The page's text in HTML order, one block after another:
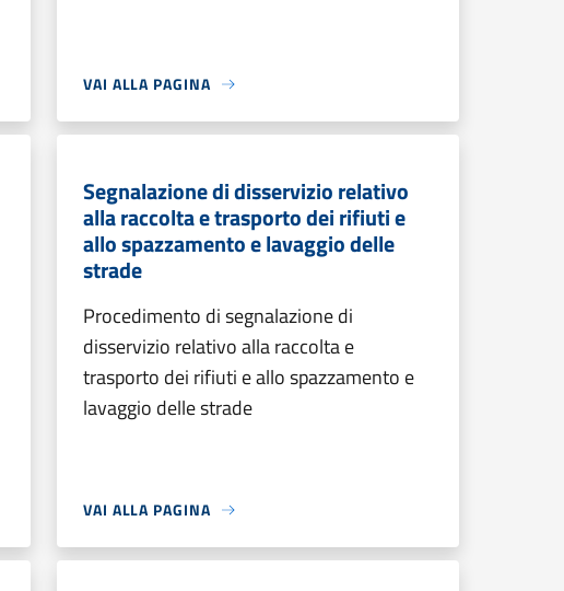
VAI ALLA PAGINA
Segnalazione di disservizio relativo
alla raccolta e trasporto dei rifiuti e
allo spazzamento e lavaggio delle
strade
Procedimento di segnalazione di
disservizio relativo alla raccolta e
trasporto dei rifiuti e allo spazzamento e
lavaggio delle strade
VAI ALLA PAGINA